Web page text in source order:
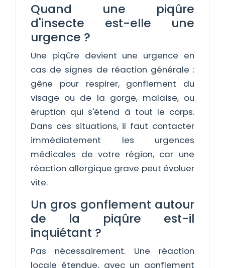
Quand une piqûre
d'insecte est-elle une
urgence ?
Une piqûre devient une urgence en
cas de signes de réaction générale :
gêne pour respirer, gonflement du
visage ou de la gorge, malaise, ou
éruption qui s'étend à tout le corps.
Dans ces situations, il faut contacter
immédiatement les urgences
médicales de votre région, car une
réaction allergique grave peut évoluer
vite.
Un gros gonflement autour
de la piqûre est-il
inquiétant ?
Pas nécessairement. Une réaction
locale étendue, avec un gonflement